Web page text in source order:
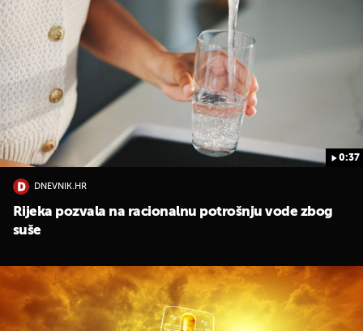
0:37
DNEVNIK.HR
Rijeka pozvala na racionalnu potrošnju vode zbog
suše